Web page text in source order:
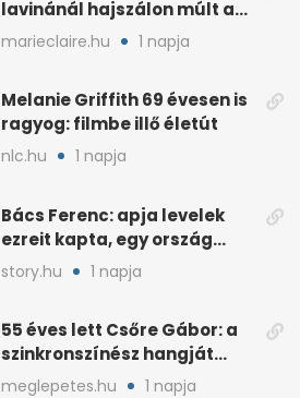
lavinánál hajszálon múlt az
élete
marieclaire.hu 1 napja
Melanie Griffith 69 évesen is
ragyog: filmbe illő életút
nlc.hu 1 napja
Bács Ferenc: apja levelek
ezreit kapta, egy ország
rajongott érte
story.hu 1 napja
55 éves lett Csőre Gábor: a
szinkronszínész hangját
mindenki ismeri
meglepetes.hu 1 napja